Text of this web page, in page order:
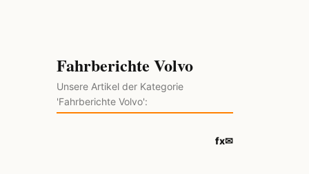
Fahrberichte Volvo
Unsere Artikel der Kategorie
'Fahrberichte Volvo':
fx✉